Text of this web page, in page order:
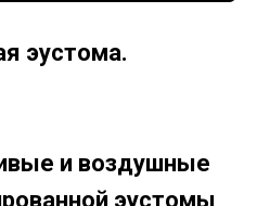
эустома.
и воздушные
эустомы